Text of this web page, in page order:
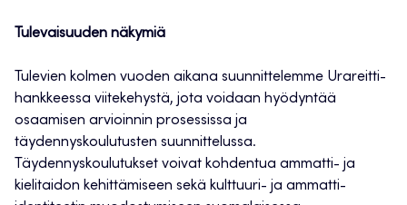
Tulevaisuuden näkymiä
Tulevien kolmen vuoden aikana suunnittelemme Urareitti-
hankkeessa viitekehystä, jota voidaan hyödyntää
osaamisen arvioinnin prosessissa ja
täydennyskoulutusten suunnittelussa.
Täydennyskoulutukset voivat kohdentua ammatti- ja
kielitaidon kehittämiseen sekä kulttuuri- ja ammatti-